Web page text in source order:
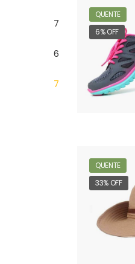
7
6
7
QUENTE
6% OFF
QUENTE
33% OFF